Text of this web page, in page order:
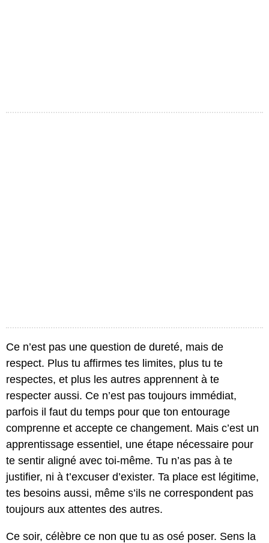
Ce n’est pas une question de dureté, mais de
respect. Plus tu affirmes tes limites, plus tu te
respectes, et plus les autres apprennent à te
respecter aussi. Ce n’est pas toujours immédiat,
parfois il faut du temps pour que ton entourage
comprenne et accepte ce changement. Mais c’est un
apprentissage essentiel, une étape nécessaire pour
te sentir aligné avec toi-même. Tu n’as pas à te
justifier, ni à t’excuser d’exister. Ta place est légitime,
tes besoins aussi, même s’ils ne correspondent pas
toujours aux attentes des autres.
Ce soir, célèbre ce non que tu as osé poser. Sens la